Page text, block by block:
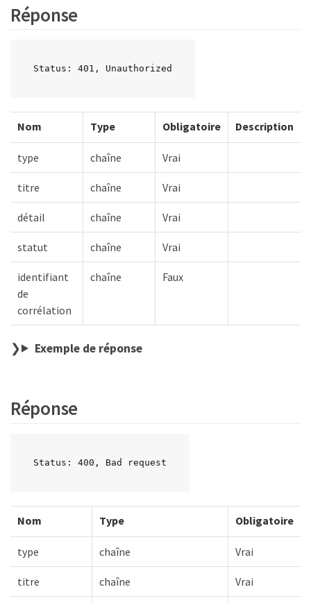
Réponse
Status: 401, Unauthorized
Nom Type Obligatoire Description
type chaîne Vrai
titre chaîne Vrai
détail chaîne Vrai
statut chaîne Vrai
identifiant
de
corrélation
chaîne Faux
Exemple de réponse
Réponse
Status: 400, Bad request
Nom Type Obligatoire
type chaîne Vrai
titre chaîne Vrai